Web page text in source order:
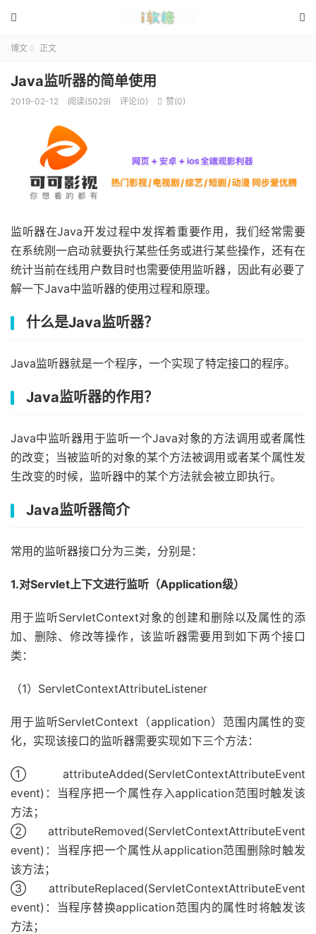


博文  正文
Java监听器的简单使用
2019-02-12 阅读(5029) 评论(0)  赞(0)
监听器在Java开发过程中发挥着重要作用，我们经常需要
在系统刚一启动就要执行某些任务或进行某些操作，还有在
统计当前在线用户数目时也需要使用监听器，因此有必要了
解一下Java中监听器的使用过程和原理。
什么是Java监听器？
Java监听器就是一个程序，一个实现了特定接口的程序。
Java监听器的作用？
Java中监听器用于监听一个Java对象的方法调用或者属性
的改变；当被监听的对象的某个方法被调用或者某个属性发
生改变的时候，监听器中的某个方法就会被立即执行。
Java监听器简介
常用的监听器接口分为三类，分别是：
1.对Servlet上下文进行监听（Application级）
用于监听ServletContext对象的创建和删除以及属性的添
加、删除、修改等操作，该监听器需要用到如下两个接口
类：
（1）ServletContextAttributeListener
用于监听ServletContext（application）范围内属性的变
化，实现该接口的监听器需要实现如下三个方法：
①attributeAdded(ServletContextAttributeEvent
event)：当程序把一个属性存入application范围时触发该
方法；
②attributeRemoved(ServletContextAttributeEvent
event)：当程序把一个属性从application范围删除时触发
该方法；
③attributeReplaced(ServletContextAttributeEvent
event)：当程序替换application范围内的属性时将触发该
方法；